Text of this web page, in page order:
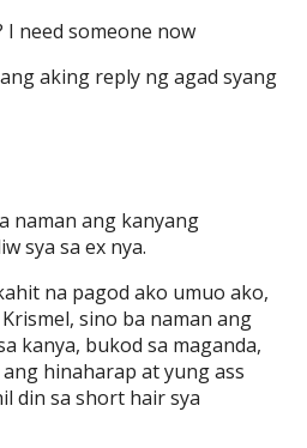
I need someone now
aking reply ng agad syang
naman ang kanyang
sya sa ex nya.
na pagod ako umuo ako,
sino ba naman ang
kanya, bukod sa maganda,
hinaharap at yung ass
din sa short hair sya